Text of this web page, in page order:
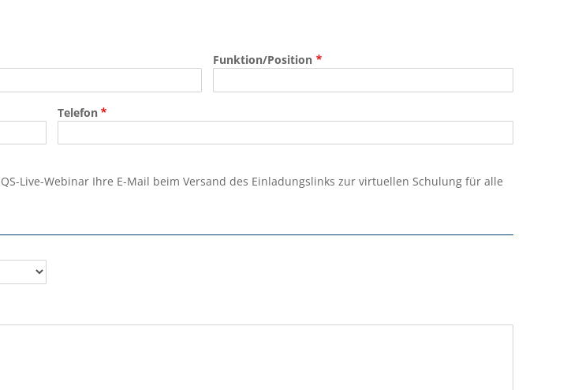
Funktion/Position
Telefon
Live-Webinar Ihre E-Mail beim Versand des Einladungslinks zur virtuellen Schulung für alle